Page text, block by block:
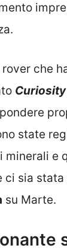
che
Curiosity
state
minerali e
ci sia
su Marte.